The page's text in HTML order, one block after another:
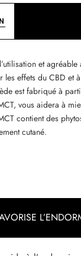
et
les effets du CBD et
est fabriqué à
vous aidera à
contient des
cutané.